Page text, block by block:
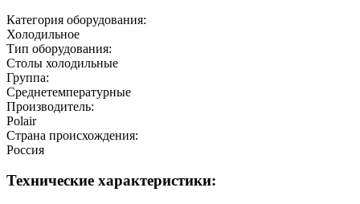
Категория оборудования:
Холодильное
Тип оборудования:
Столы холодильные
Группа:
Среднетемпературные
Производитель:
Polair
Страна происхождения:
Россия
Технические характеристики: